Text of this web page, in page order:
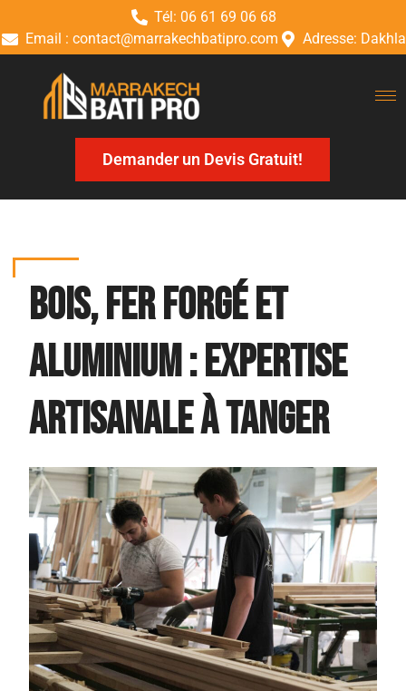
Tél: 06 61 69 06 68
Email : contact@marrakechbatipro.com
Adresse: Dakhla
Demander un Devis Gratuit!
Bois, Fer Forgé et
Aluminium : Expertise
Artisanale à tanger